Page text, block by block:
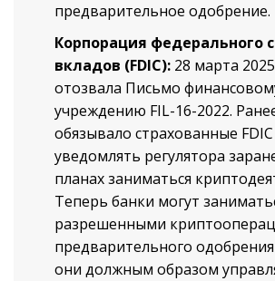
предварительное одобрение.
Корпорация федерального
вкладов (FDIC): 28 марта
отозвала Письмо
учреждению FIL-16-2022.
обязывало страхованные
уведомлять регулятора
планах заниматься
Теперь банки могут
разрешенными
предварительного одобрения
они должным образом